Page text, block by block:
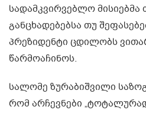
სადამკვირვებლო მისიებმა
განცხადებებსა თუ
პრეზიდენტი ცდილობს
წარმოაჩინოს.
სალომე ზურაბიშვილი
რომ არჩევნები